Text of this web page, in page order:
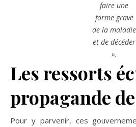
faire une
forme grave
de la maladie
et de décéder
».
Les ressorts
propagande
Pour y parvenir, ces